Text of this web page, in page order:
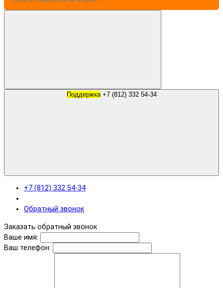
Поддержка +7 (812) 332 54-34
+7 (812) 332 54-34
Обратный звонок
Заказать обратный звонок
Ваше имя:
Ваш телефон: